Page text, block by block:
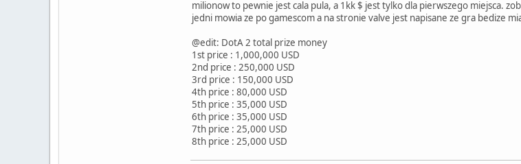
milionow to pewnie jest cala pula, a 1kk $ jest tylko dla pierwszego miejsca.
jedni mowia ze po gamescom a na stronie valve jest napisane ze gra bedize
@edit: DotA 2 total prize money
1st price : 1,000,000 USD
2nd price : 250,000 USD
3rd price : 150,000 USD
4th price : 80,000 USD
5th price : 35,000 USD
6th price : 35,000 USD
7th price : 25,000 USD
8th price : 25,000 USD